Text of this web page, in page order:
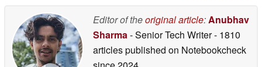
Editor of theoriginal article:Anubhav
Sharma- Senior Tech Writer- 1810
articles published on Notebookcheck